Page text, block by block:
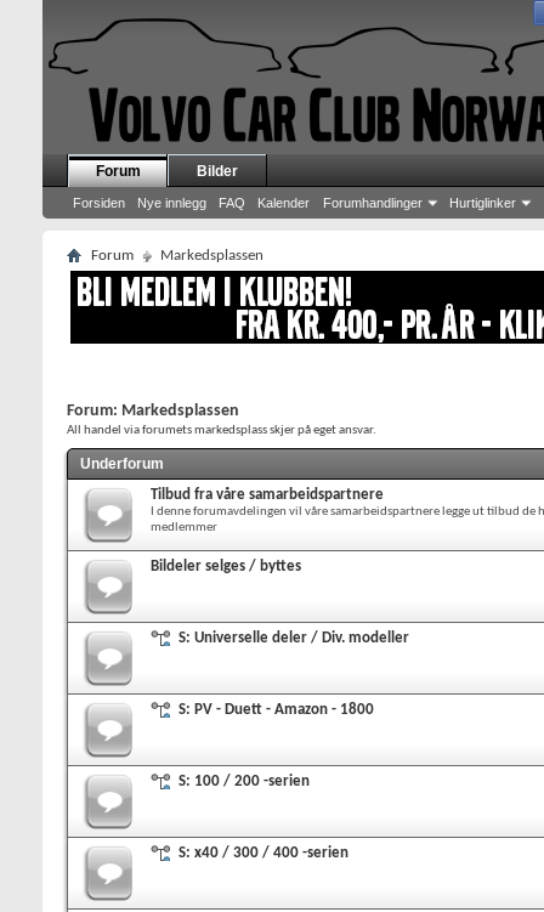
Forum
Forsiden Nye innlegg FAQ Kalender Forumhandlinger Hurtiglinker
Bilder
Forum Markedsplassen
Forum: Markedsplassen
All handel via forumets markedsplass skjer på eget ansvar.
Underforum
Tilbud fra våre samarbeidspartnere
I denne forumavdelingen vil våre samarbeidspartnere legge ut tilbud de
medlemmer
Bildeler selges / byttes
S: Universelle deler / Div. modeller
S: PV - Duett - Amazon - 1800
S: 100 / 200 -serien
S: x40 / 300 / 400 -serien